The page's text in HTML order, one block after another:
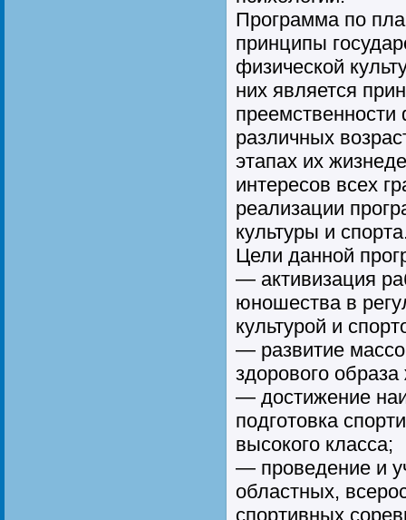
Программа по
принципы
физической
них является
преемственности
различных
этапах их
интересов всех
реализации
культуры и
Цели данной
— активизация
юношества в
культурой и
— развитие
здорового
— достижение
подготовка
высокого класса;
— проведение и
областных,
спортивных